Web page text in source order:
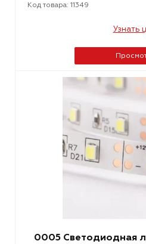
Код товара: 11349
Узнать
0005 Светодиодная